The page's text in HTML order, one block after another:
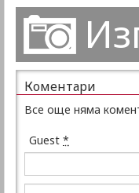
Коментари
Все още няма
Guest *